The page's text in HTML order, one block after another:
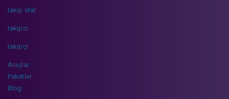
takip star
takipci
takipçi
Araçlar
Paketler
Blog